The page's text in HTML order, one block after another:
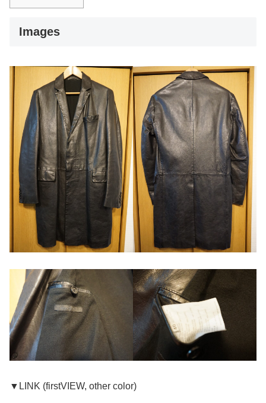
Images
▼LINK (firstVIEW, other color)